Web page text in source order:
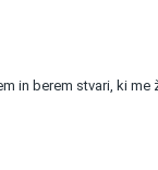
in berem stvari, ki me